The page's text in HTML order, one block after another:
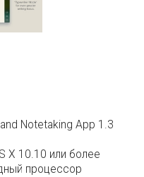
Notetaking App 1.3
X 10.10 или более
процессор